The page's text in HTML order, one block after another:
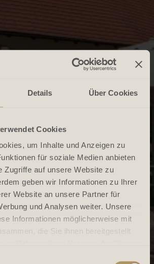
Details Über Cookies
Cookies
um Inhalte und Anzeigen zu
für soziale Medien anbieten
Zugriffe auf unsere Website zu
geben wir Informationen zu Ihrer
Website an unsere Partner für
und Analysen weiter. Unsere
Informationen möglicherweise mit
die Sie ihnen bereitgestellt